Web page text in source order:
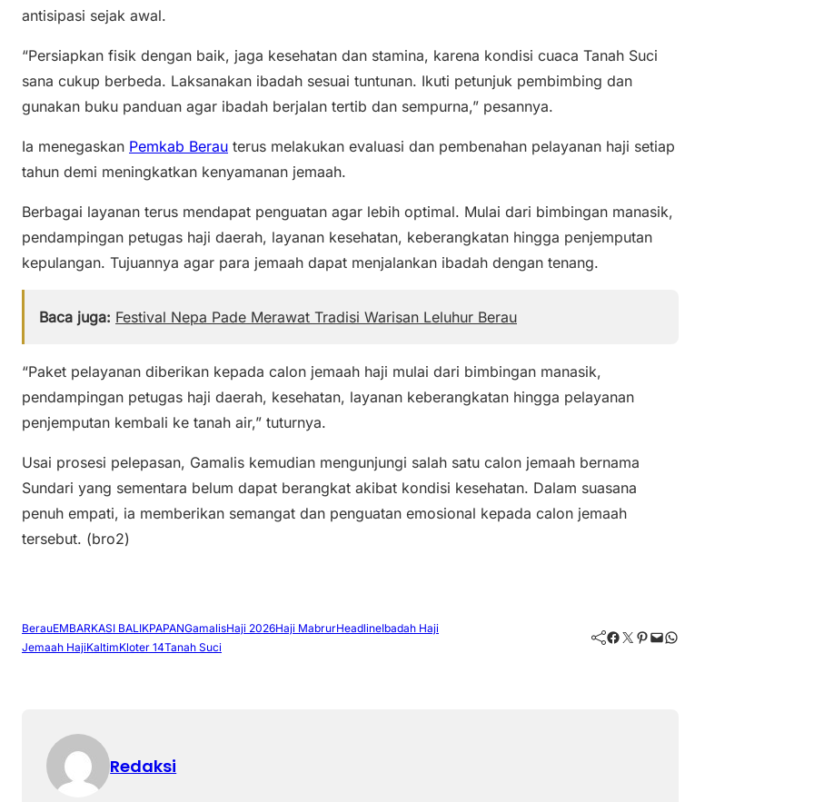
antisipasi sejak awal.
“Persiapkan fisik dengan baik, jaga kesehatan dan stamina, karena kondisi cuaca Tanah Suci
sana cukup berbeda. Laksanakan ibadah sesuai tuntunan. Ikuti petunjuk pembimbing dan
gunakan buku panduan agar ibadah berjalan tertib dan sempurna,” pesannya.
Ia menegaskan Pemkab Berau terus melakukan evaluasi dan pembenahan pelayanan haji setiap
tahun demi meningkatkan kenyamanan jemaah.
Berbagai layanan terus mendapat penguatan agar lebih optimal. Mulai dari bimbingan manasik,
pendampingan petugas haji daerah, layanan kesehatan, keberangkatan hingga penjemputan
kepulangan. Tujuannya agar para jemaah dapat menjalankan ibadah dengan tenang.
Baca juga: Festival Nepa Pade Merawat Tradisi Warisan Leluhur Berau
“Paket pelayanan diberikan kepada calon jemaah haji mulai dari bimbingan manasik,
pendampingan petugas haji daerah, kesehatan, layanan keberangkatan hingga pelayanan
penjemputan kembali ke tanah air,” tuturnya.
Usai prosesi pelepasan, Gamalis kemudian mengunjungi salah satu calon jemaah bernama
Sundari yang sementara belum dapat berangkat akibat kondisi kesehatan. Dalam suasana
penuh empati, ia memberikan semangat dan penguatan emosional kepada calon jemaah
tersebut. (bro2)
BerauEMBARKASI BALIKPAPANGamalisHaji 2026Haji MabrurHeadlineIbadah Haji
Jemaah HajiKaltimKloter 14Tanah Suci
Facebook Twitter Pinterest Mail WhatsApp
Redaksi